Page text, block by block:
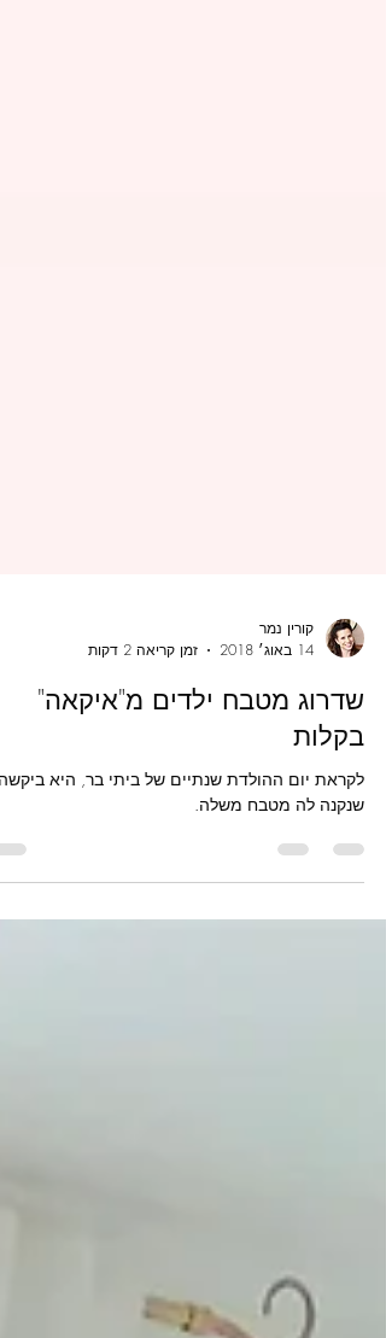
14 באוג׳ 2018
זמן קריאה 2 דקות
שדרוג מטבח ילדים מ"איקאה"
בקלות
שנקנה לה מטבח משלה.